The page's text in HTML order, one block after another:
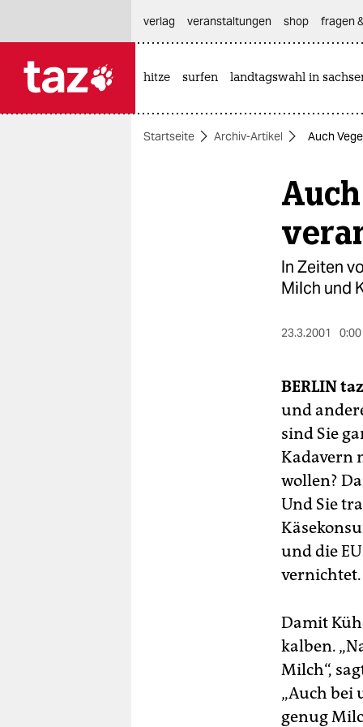
themen
verlag
veranstaltungen shop fragen
hitze surfen landtagswahl in
Startseite Archiv-Artikel Auch
In Zeiten
Milch und
23.3.2001
BERLIN
und
sind Sie
Kadavern
wollen?
Und Sie
und die
vernichtet.
Damit
kalben.
Milch“,
„Auch bei
genug